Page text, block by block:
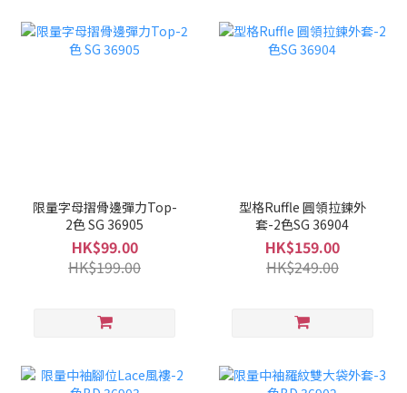
限量字母摺骨邊彈力Top-
2色 SG 36905
HK$99.00
HK$199.00
型格Ruffle 圓領拉鍊外
套-2色SG 36904
HK$159.00
HK$249.00